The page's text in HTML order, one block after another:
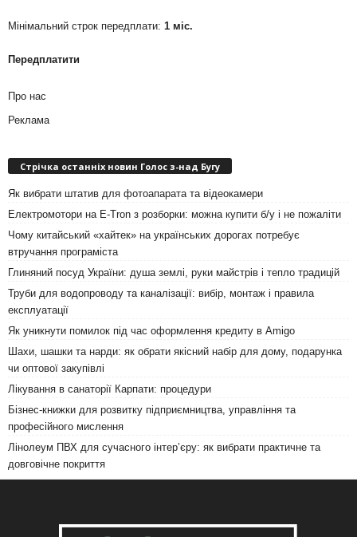
Мінімальний строк передплати: 1 міс.
Передплатити
Про нас
Реклама
Стрічка останніх новин Голос з-над Бугу
Як вибрати штатив для фотоапарата та відеокамери
Електромотори на E-Tron з розборки: можна купити б/у і не пожаліти
Чому китайський «хайтек» на українських дорогах потребує
втручання програміста
Глиняний посуд України: душа землі, руки майстрів і тепло традицій
Труби для водопроводу та каналізації: вибір, монтаж і правила
експлуатації
Як уникнути помилок під час оформлення кредиту в Amigo
Шахи, шашки та нарди: як обрати якісний набір для дому, подарунка
чи оптової закупівлі
Лікування в санаторії Карпати: процедури
Бізнес-книжки для розвитку підприємництва, управління та
професійного мислення
Лінолеум ПВХ для сучасного інтер’єру: як вибрати практичне та
довговічне покриття